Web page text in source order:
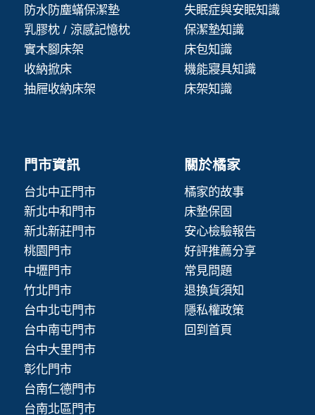
防水防塵蟎保潔墊
乳膠枕 / 涼感記憶枕
實木腳床架
收納掀床
抽屜收納床架
失眠症與安眠知識
保潔墊知識
床包知識
機能寢具知識
床架知識
門市資訊
台北中正門市
新北中和門市
新北新莊門市
桃園門市
中壢門市
竹北門市
台中北屯門市
台中南屯門市
台中大里門市
彰化門市
台南仁德門市
台南北區門市
關於橘家
橘家的故事
床墊保固
安心檢驗報告
好評推薦分享
常見問題
退換貨須知
隱私權政策
回到首頁